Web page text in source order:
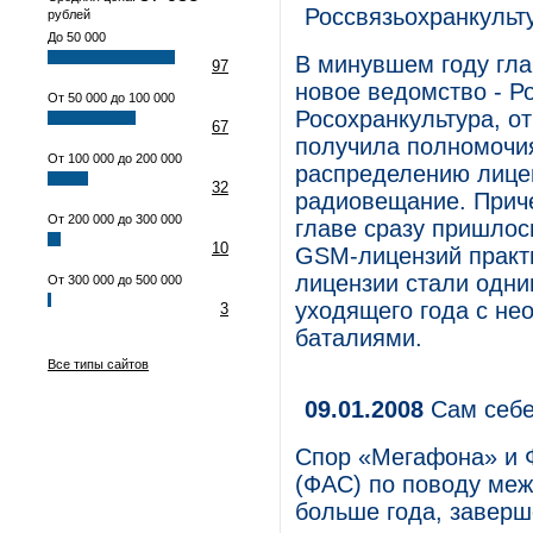
рублей
До 50 000
97
От 50 000 до 100 000
67
От 100 000 до 200 000
32
От 200 000 до 300 000
10
От 300 000 до 500 000
3
Все типы сайтов
В минувшем году
новое ведомство -
Росохранкультура,
получила
распределению
радиовещание.
главе сразу
GSM-лицензий
лицензии стали
уходящего года с
баталиями.
09.01.2008 Сам
Спор «Мегафона» и
(ФАС) по поводу
больше года,